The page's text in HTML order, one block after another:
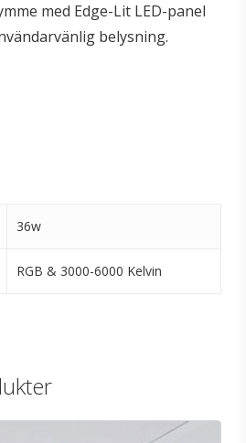
med Edge-Lit LED-panel
belysning.
36w
RGB & 3000-6000 Kelvin